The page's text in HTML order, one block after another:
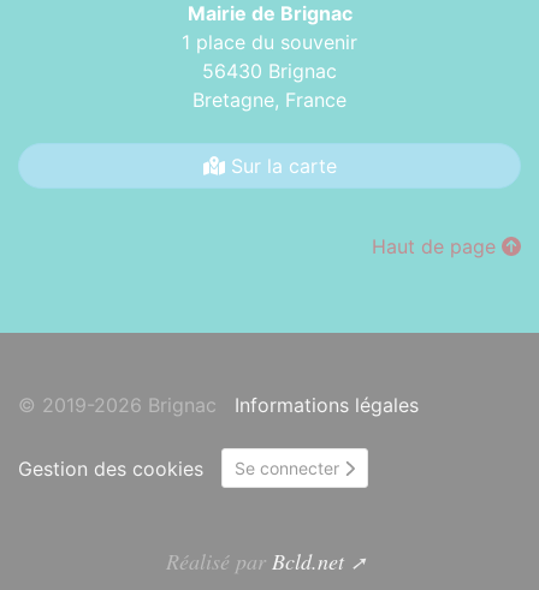
Mairie de Brignac
1 place du souvenir
56430 Brignac
Bretagne, France
Sur la carte
Haut de page
© 2019-2026 Brignac Informations légales
Gestion des cookies Se connecter
Réalisé par Bcld.net